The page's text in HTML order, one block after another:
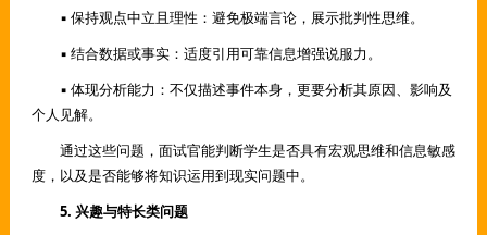
▪ 保持观点中立且理性：避免极端言论，展示批判性思维。
▪ 结合数据或事实：适度引用可靠信息增强说服力。
▪ 体现分析能力：不仅描述事件本身，更要分析其原因、影响及
个人见解。
通过这些问题，面试官能判断学生是否具有宏观思维和信息敏感
度，以及是否能够将知识运用到现实问题中。
5. 兴趣与特长类问题